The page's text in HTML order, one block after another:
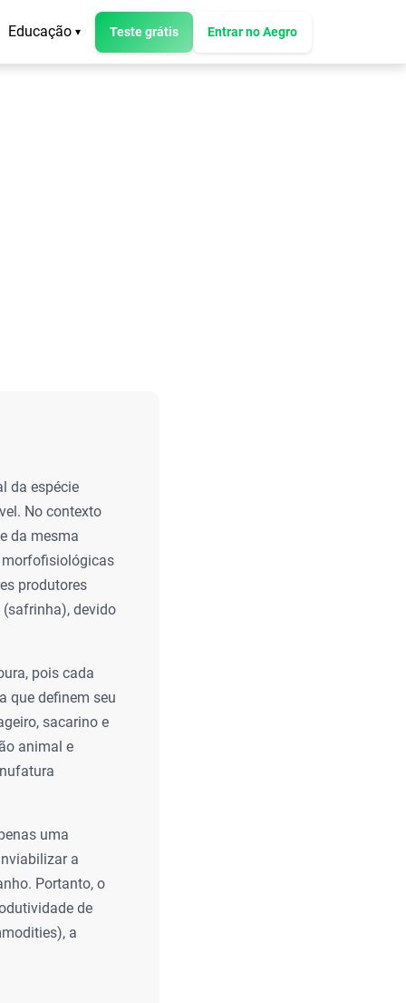
Educação ▾ Teste grátis Entrar no Aegro
da espécie
No contexto
da mesma
morfofisiológicas
produtores
devido
pois cada
que definem seu
sacarino e
animal e
uma
a
Portanto, o
de
a